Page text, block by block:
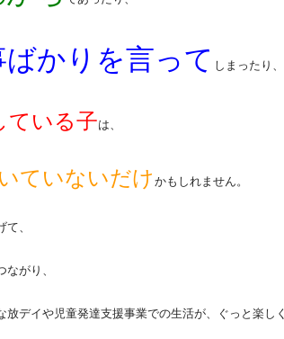
かりを言って しまったり、
ている子は、
ていないだけ かもしれません。
、
がり、
デイや児童発達支援事業での生活が、ぐっと楽しく